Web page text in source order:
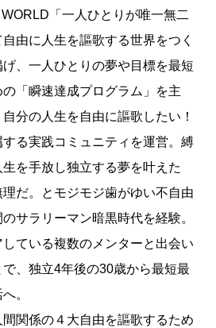
「一人ひとりが唯一無二
由に人生を謳歌する世界をつく
、一人ひとりの夢や目標を最短
「瞬速達成プログラム」を主
分の人生を自由に謳歌したい！
る実践コミュニティを運営。縛
を手放し独立する夢を叶えた
だ。とモジモジ歯がゆい不自由
サラリーマン暗黒時代を経験。
ている複数のメンターと出会い
、独立4年後の30歳から最短最
。
関係の４大自由を謳歌するため